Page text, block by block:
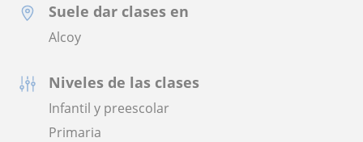
Suele dar clases en
Alcoy
Niveles de las clases
Infantil y preescolar
Primaria